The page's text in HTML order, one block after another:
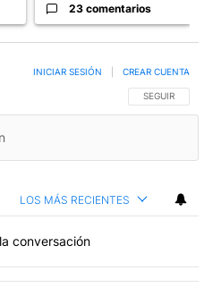
23 comentarios
SIGA ESTA
SEGUIR
INICIAR SESIÓN CREAR CUENTA
LOS MÁS RECIENTES
conversación